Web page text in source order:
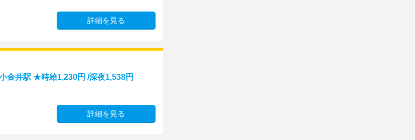
詳細を見る
金井駅 ★時給1,230円 /深夜1,538円
詳細を見る